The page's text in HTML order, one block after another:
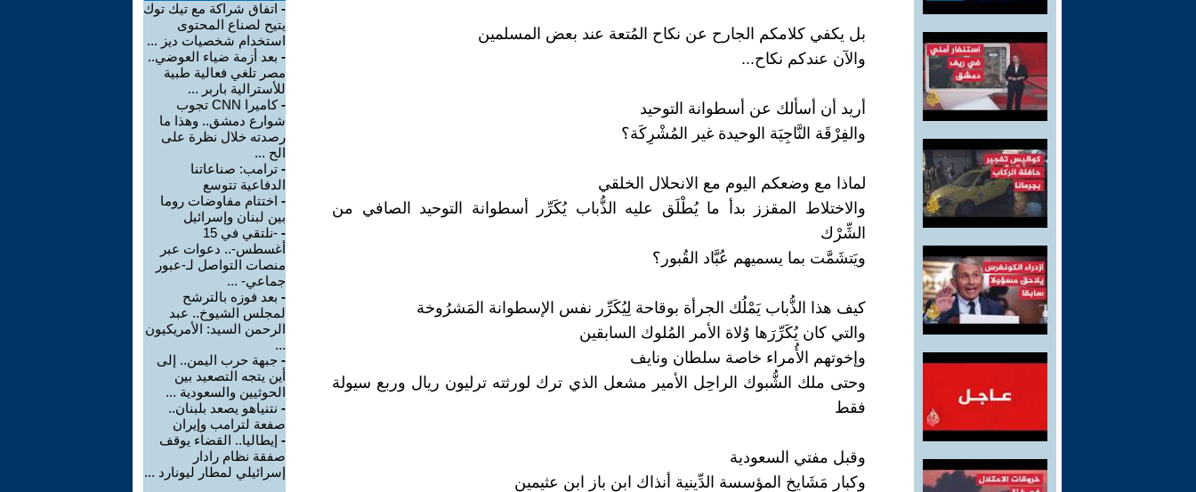
بل يكفي كلامكم الجارح عن نكاح المُتعة عند بعض المسلمين
والآن عندكم نكاح...
أريد أن أسألك عن أسطوانة التوحيد
والفِرْقَة النَّاجِيَة الوحيدة غير المُشْرِكَة؟
لماذا مع وضعكم اليوم مع الانحلال الخلقي
والاختلاط المقزز بدأ ما يُطْلَق عليه الذُّباب يُكَرِّر أسطوانة التوحيد الصافي من
الشِّرْك
ويَتشَمَّت بما يسميهم عُبَّاد القُبور؟
كيف هذا الذُّباب يَمْلُك الجرأة بوقاحة لِيُكَرِّر نفس الإسطوانة المَشرُوخة
والتي كان يُكَرِّرَها وُلاة الأمر المُلوك السابقين
وإخوتهم الأُمراء خاصة سلطان ونايف
وحتى ملك الشُّبوك الراحِل الأمير مشعل الذي ترك لورثته ترليون ريال وربع سيولة
فقط
وقبل مفتي السعودية
وكبار مَشَايخ المؤسسة الدِّينية أنذاك ابن باز ابن عثيمين
- اتفاق شراكة مع تيك توك
يتيح لصناع المحتوى
استخدام شخصيات ديز ...
- بعد أزمة ضياء العوضي..
مصر تلغي فعالية طبية
للأسترالية باربر ...
-
كاميرا CNN تجوب
شوارع دمشق.. وهذا ما
رصدته خلال نظرة على
الح ...
- ترامب: صناعاتنا
الدفاعية تتوسع
- اختتام مفاوضات روما
بين لبنان وإسرائيل
-
-نلتقي في 15
أغسطس-.. دعوات عبر
منصات التواصل لـ-عبور
جماعي- ...
- بعد فوزه بالترشح
لمجلس الشيوخ.. عبد
الرحمن السيد: الأمريكيون
...
- جبهة حرب اليمن.. إلى
أين يتجه التصعيد بين
الحوثيين والسعودية ...
- نتنياهو يصعد بلبنان..
صفعة لترامب وإيران
- إيطاليا.. القضاء يوقف
صفقة نظام رادار
إسرائيلي لمطار ليونارد ...